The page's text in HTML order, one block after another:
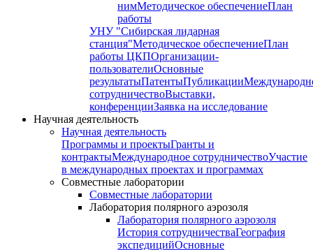
нимМетодическое обеспечениеПлан
работы
УНУ "Сибирская лидарная
станция"Методическое обеспечениеПлан
работы ЦКПОрганизации-
пользователиОсновные
результатыПатентыПубликации
сотрудничествоВыставки,
конференцииЗаявка на исследование
Научная деятельность
Научная деятельность
Программы и проектыГранты и
контрактыМеждународное сотрудничествоУчастие
в международных проектах и программах
Совместные лаборатории
Совместные лаборатории
Лаборатория полярного аэрозоля
Лаборатория полярного аэрозоля
История сотрудничестваГеография
экспедицийОсновные